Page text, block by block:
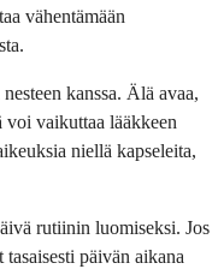
vähentämään
kanssa. Älä avaa,
voi vaikuttaa lääkkeen
niellä kapseleita,
rutiinin luomiseksi. Jos
päivän aikana